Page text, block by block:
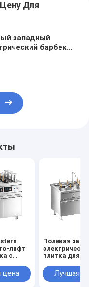
Для
западный
барбекю
лифт
с
цена
Полевая
плитка для
Лучшая